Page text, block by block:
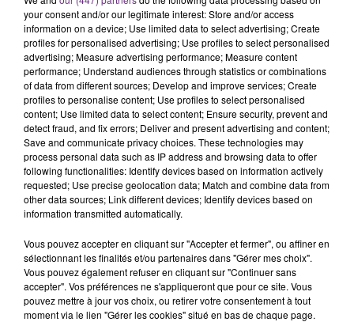
rémois. Le magasin JouéClub est contraint de
fermer ses portes.
TITRES DIFFUSÉS
19h20
19h20
ALEX WARREN
Fever Dream
19h12
19h12
OPHELIE WINTER
Dieu M'a Donne La Foi
19h08
19h08 19h04
19h04
your consent and/or our legitimate interest: Store and/or access
information on a device; Use limited data to select advertising; Create
profiles for personalised advertising; Use profiles to select personalised
advertising; Measure advertising performance; Measure content
performance; Understand audiences through statistics or combinations
of data from different sources; Develop and improve services; Create
profiles to personalise content; Use profiles to select personalised
content; Use limited data to select content; Ensure security, prevent and
detect fraud, and fix errors; Deliver and present advertising and content;
Save and communicate privacy choices. These technologies may
process personal data such as IP address and browsing data to offer
following functionalities: Identify devices based on information actively
requested; Use precise geolocation data; Match and combine data from
other data sources; Link different devices; Identify devices based on
information transmitted automatically.
Vous pouvez accepter en cliquant sur "Accepter et fermer", ou affiner en
sélectionnant les finalités et/ou partenaires dans "Gérer mes choix".
Vous pouvez également refuser en cliquant sur "Continuer sans
accepter". Vos préférences ne s'appliqueront que pour ce site. Vous
pouvez mettre à jour vos choix, ou retirer votre consentement à tout
moment via le lien "Gérer les cookies" situé en bas de chaque page.